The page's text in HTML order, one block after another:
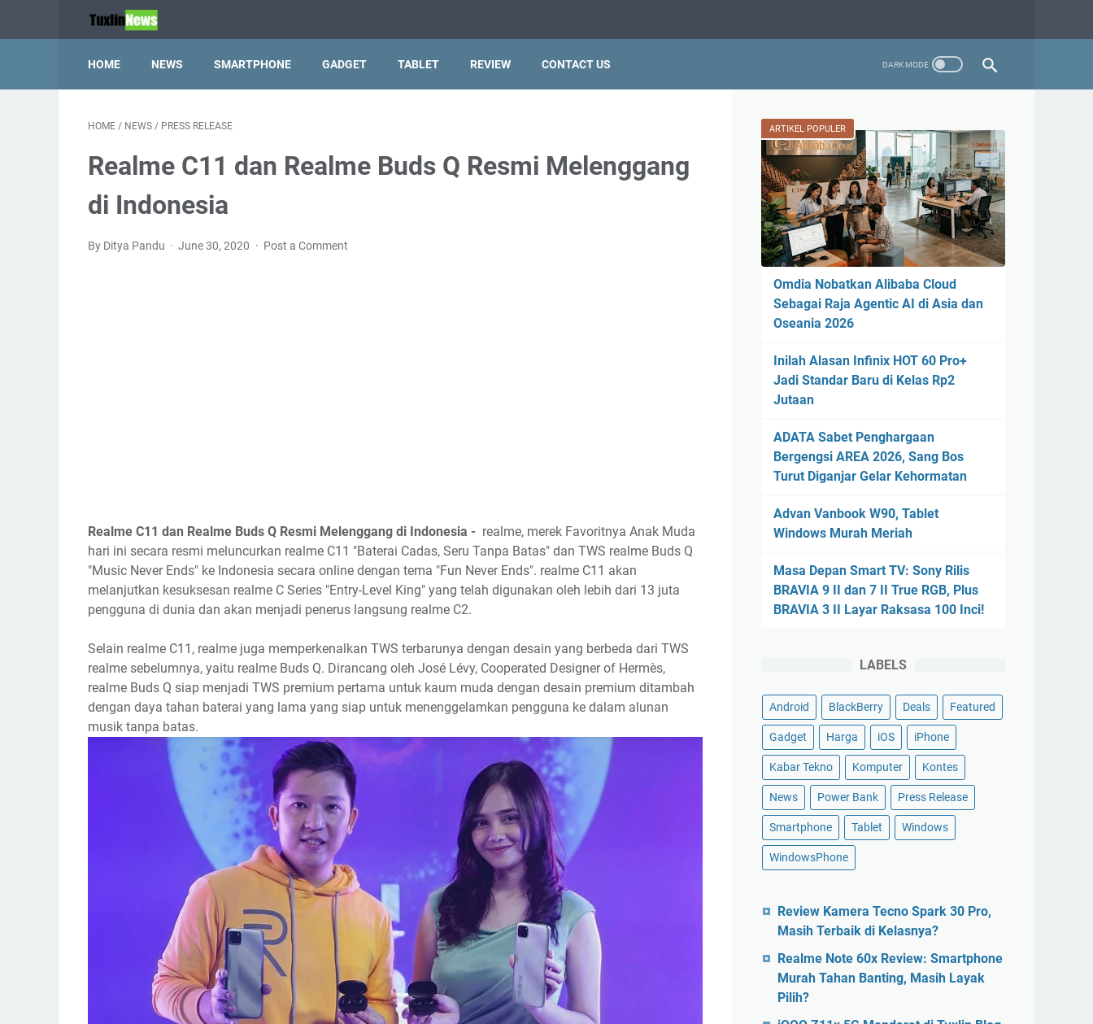
HOME NEWS SMARTPHONE GADGET TABLET REVIEW CONTACT US
HOME / NEWS / PRESS RELEASE
Realme C11 dan Realme Buds Q Resmi Melenggang
di Indonesia
By Ditya Pandu June 30, 2020 Post a Comment
Realme C11 dan Realme Buds Q Resmi Melenggang di Indonesia - realme, merek Favoritnya Anak Muda
hari ini secara resmi meluncurkan realme C11 "Baterai Cadas, Seru Tanpa Batas" dan TWS realme Buds Q
"Music Never Ends" ke Indonesia secara online dengan tema "Fun Never Ends". realme C11 akan
melanjutkan kesuksesan realme C Series "Entry-Level King" yang telah digunakan oleh lebih dari 13 juta
pengguna di dunia dan akan menjadi penerus langsung realme C2.
Selain realme C11, realme juga memperkenalkan TWS terbarunya dengan desain yang berbeda dari TWS
realme sebelumnya, yaitu realme Buds Q. Dirancang oleh José Lévy, Cooperated Designer of Hermès,
realme Buds Q siap menjadi TWS premium pertama untuk kaum muda dengan desain premium ditambah
dengan daya tahan baterai yang lama yang siap untuk menenggelamkan pengguna ke dalam alunan
musik tanpa batas.
ARTIKEL POPULER
Omdia Nobatkan Alibaba Cloud
Sebagai Raja Agentic AI di Asia dan
Oseania 2026
Inilah Alasan Infinix HOT 60 Pro+
Jadi Standar Baru di Kelas Rp2
Jutaan
ADATA Sabet Penghargaan
Bergengsi AREA 2026, Sang Bos
Turut Diganjar Gelar Kehormatan
Advan Vanbook W90, Tablet
Windows Murah Meriah
Masa Depan Smart TV: Sony Rilis
BRAVIA 9 II dan 7 II True RGB, Plus
BRAVIA 3 II Layar Raksasa 100 Inci!
LABELS
Android BlackBerry Deals Featured
Gadget Harga iOS iPhone
Kabar Tekno Komputer Kontes
News Power Bank Press Release
Smartphone Tablet Windows
WindowsPhone
Review Kamera Tecno Spark 30 Pro,
Masih Terbaik di Kelasnya?
Realme Note 60x Review: Smartphone
Murah Tahan Banting, Masih Layak
Pilih?